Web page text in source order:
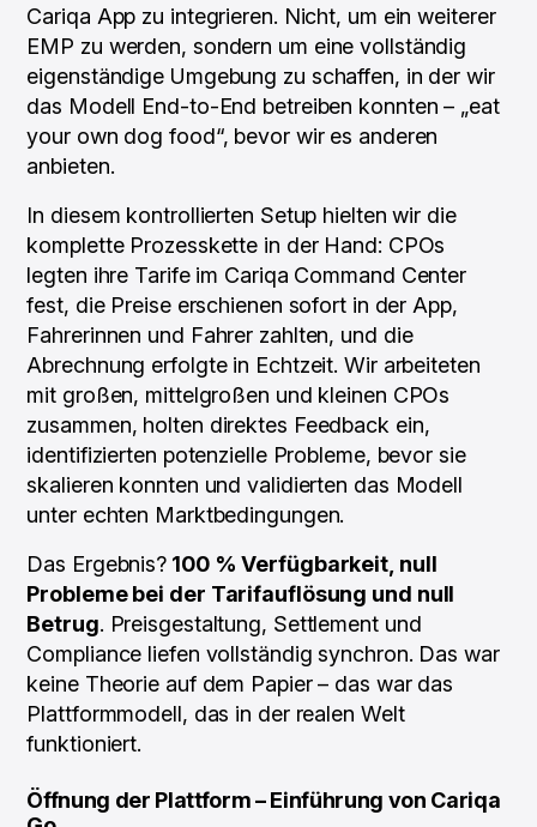
Cariqa App zu integrieren. Nicht, um ein weiterer
EMP zu werden, sondern um eine vollständig
eigenständige Umgebung zu schaffen, in der wir
das Modell End-to-End betreiben konnten – „eat
your own dog food“, bevor wir es anderen
anbieten.
In diesem kontrollierten Setup hielten wir die
komplette Prozesskette in der Hand: CPOs
legten ihre Tarife im Cariqa Command Center
fest, die Preise erschienen sofort in der App,
Fahrerinnen und Fahrer zahlten, und die
Abrechnung erfolgte in Echtzeit. Wir arbeiteten
mit großen, mittelgroßen und kleinen CPOs
zusammen, holten direktes Feedback ein,
identifizierten potenzielle Probleme, bevor sie
skalieren konnten und validierten das Modell
unter echten Marktbedingungen.
Das Ergebnis? 100 % Verfügbarkeit, null
Probleme bei der Tarifauflösung und null
Betrug. Preisgestaltung, Settlement und
Compliance liefen vollständig synchron. Das war
keine Theorie auf dem Papier – das war das
Plattformmodell, das in der realen Welt
funktioniert.
Öffnung der Plattform – Einführung von Cariqa